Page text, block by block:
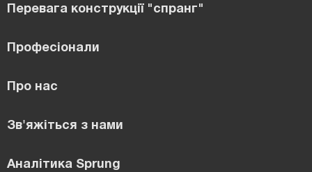
Перевага конструкції "спранг"
Професіонали
Про нас
Зв'яжіться з нами
Аналітика Sprung